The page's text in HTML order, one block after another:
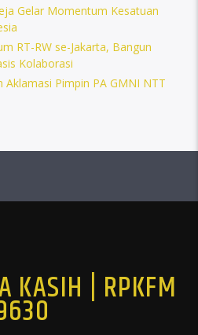
Gelar Momentum Kesatuan
RT-RW se-Jakarta, Bangun
Kolaborasi
Pimpin PA GMNI NTT
KASIH | RPKFM